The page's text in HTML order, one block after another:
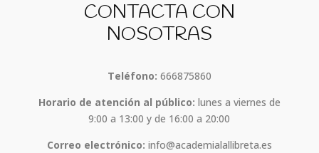
CONTACTA CON
NOSOTRAS
Teléfono: 666875860
Horario de atención al público: lunes a viernes de
9:00 a 13:00 y de 16:00 a 20:00
Correo electrónico: info@academialallibreta.es